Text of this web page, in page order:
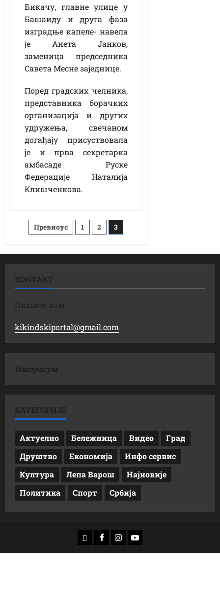
Бикачу, главне улице у
Башаиду и друга фаза
изградње капеле- навела
је Анета Јанков,
заменица председника
Савета Месне заједнице.
Поред градских челника,
представника борачких
организација и других
удружења, свечаном
догађају присуствовала
је и прва секретарка
амбасаде Руске
Федерације Наталија
Клишченкова.
Постс
пагинатион
Превиоус 1 2 3
КОНТАКТ
Пишите нам
kikindskiportal@gmail.com
Импресум
КАТЕГОРИЈЕ
Актуелно Бележница Видео
Град
Друштво
Економија
Инфо сервис
Култура
Лепа Варош
Најновије
Политика
Спорт Србија
доwнлоад
Фацебоок
Инстаграм
Yоутубе